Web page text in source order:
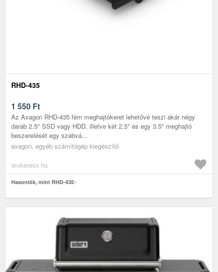
RHD-435
1 550 Ft
Az Axagon RHD-435 fém meghajtókeret lehetővé teszi akár négy
darab 2.5" SSD vagy HDD, illetve két 2.5" és egy 3.5" meghajtó
beszerelését egy szabvá...
axagon, egyéb számítógép kiegészítő
arukereso.hu
Hasonlók, mint RHD-435